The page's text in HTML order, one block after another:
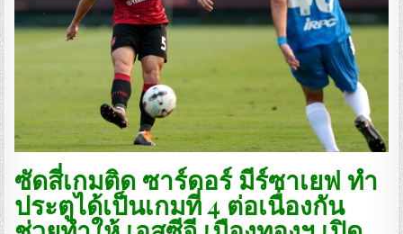
ซัดสี่เกมติด ซาร์ดอร์ มีร์ซาเยฟ ทำ
ประตูได้เป็นเกมที่ 4 ต่อเนื่องกัน